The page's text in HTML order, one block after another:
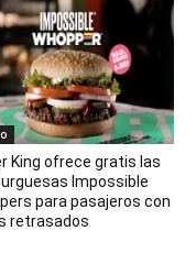
King ofrece gratis las
Impossible
para pasajeros con
retrasados